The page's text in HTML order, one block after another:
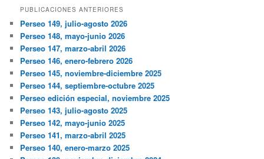
PUBLICACIONES ANTERIORES
Perseo 149, julio-agosto 2026
Perseo 148, mayo-junio 2026
Perseo 147, marzo-abril 2026
Perseo 146, enero-febrero 2026
Perseo 145, noviembre-diciembre 2025
Perseo 144, septiembre-octubre 2025
Perseo edición especial, noviembre 2025
Perseo 143, julio-agosto 2025
Perseo 142, mayo-junio 2025
Perseo 141, marzo-abril 2025
Perseo 140, enero-marzo 2025